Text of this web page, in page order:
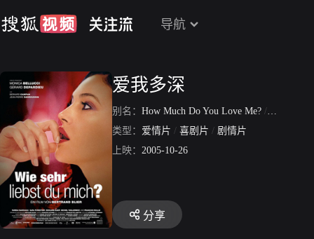
导航
爱我多深
别名： How Much Do You Love Me? / 挑逗性高
类型： 爱情片 / 喜剧片 / 剧情片
上映： 2005-10-26
分享